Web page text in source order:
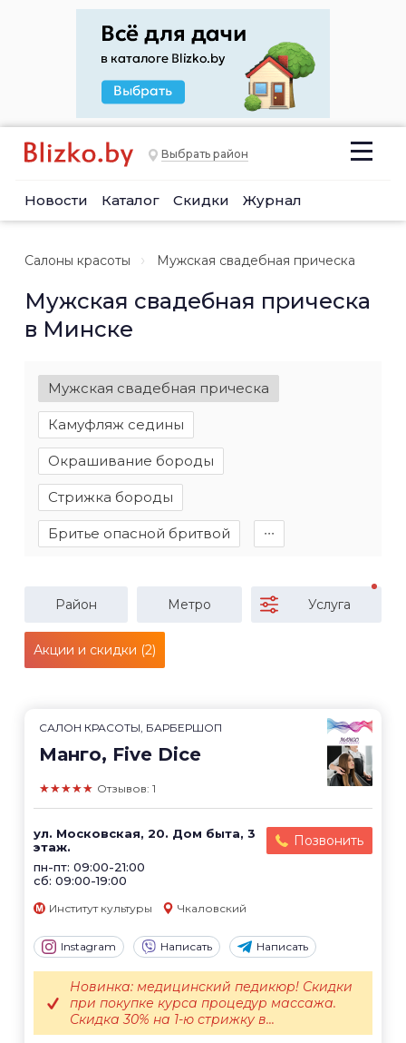
Выбрать район
Новости Каталог Скидки Журнал
Салоны красоты Мужская свадебная прическа
Мужская свадебная прическа
в Минске
Мужская свадебная прическа
Камуфляж седины
Окрашивание бороды
Стрижка бороды
Бритье опасной бритвой ∙∙∙
Район Метро Услуга
Акции и скидки (2)
САЛОН КРАСОТЫ, БАРБЕРШОП
Манго, Five Dice
★★★★★ Отзывов: 1
ул. Московская, 20. Дом быта, 3
этаж.
пн-пт: 09:00-21:00
сб: 09:00-19:00
Позвонить
Институт культуры Чкаловский
Instagram Написать Написать
Новинка: медицинский педикюр! Скидки
при покупке курса процедур массажа.
Скидка 30% на 1-ю стрижку в...